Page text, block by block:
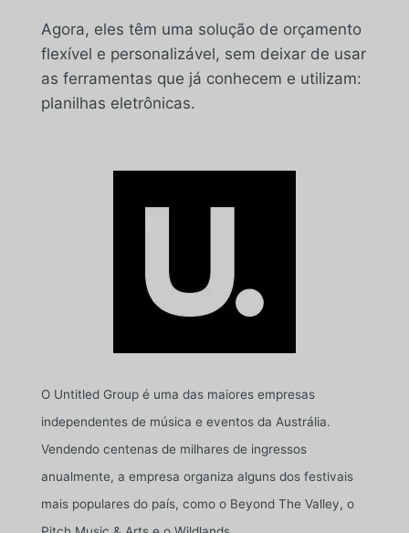
Agora, eles têm uma solução de orçamento
flexível e personalizável, sem deixar de usar
as ferramentas que já conhecem e utilizam:
planilhas eletrônicas.
O Untitled Group é uma das maiores empresas
independentes de música e eventos da Austrália.
Vendendo centenas de milhares de ingressos
anualmente, a empresa organiza alguns dos festivais
mais populares do país, como o Beyond The Valley, o